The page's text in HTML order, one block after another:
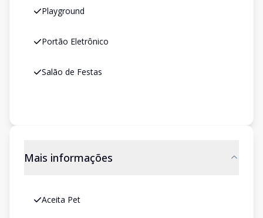
Playground
Portão Eletrônico
Salão de Festas
Mais informações
Aceita Pet